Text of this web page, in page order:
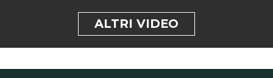
ALTRI VIDEO